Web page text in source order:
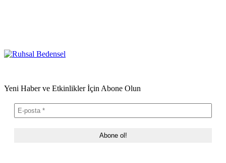
Yeni Haber ve Etkinlikler İçin Abone Olun